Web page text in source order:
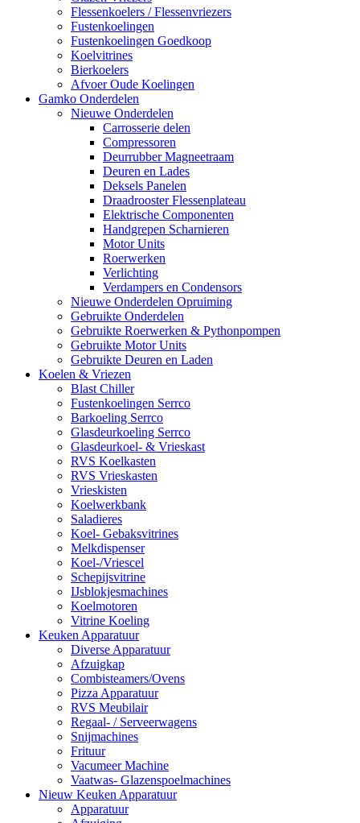
Flessenkoelers / Flessenvriezers
Fustenkoelingen
Fustenkoelingen Goedkoop
Koelvitrines
Bierkoelers
Afvoer Oude Koelingen
Gamko Onderdelen
Nieuwe Onderdelen
Carrosserie delen
Compressoren
Deurrubber Magneetraam
Deuren en Lades
Deksels Panelen
Draadrooster Flessenplateau
Elektrische Componenten
Handgrepen Scharnieren
Motor Units
Roerwerken
Verlichting
Verdampers en Condensors
Nieuwe Onderdelen Opruiming
Gebruikte Onderdelen
Gebruikte Roerwerken & Pythonpompen
Gebruikte Motor Units
Gebruikte Deuren en Laden
Koelen & Vriezen
Blast Chiller
Fustenkoelingen Serrco
Barkoeling Serrco
Glasdeurkoeling Serrco
Glasdeurkoel- & Vrieskast
RVS Koelkasten
RVS Vrieskasten
Vrieskisten
Koelwerkbank
Saladieres
Koel- Gebaksvitrines
Melkdispenser
Koel-/Vriescel
Schepijsvitrine
IJsblokjesmachines
Koelmotoren
Vitrine Koeling
Keuken Apparatuur
Diverse Apparatuur
Afzuigkap
Combisteamers/Ovens
Pizza Apparatuur
RVS Meubilair
Regaal- / Serveerwagens
Snijmachines
Frituur
Vacumeer Machine
Vaatwas- Glazenspoelmachines
Nieuw Keuken Apparatuur
Apparatuur